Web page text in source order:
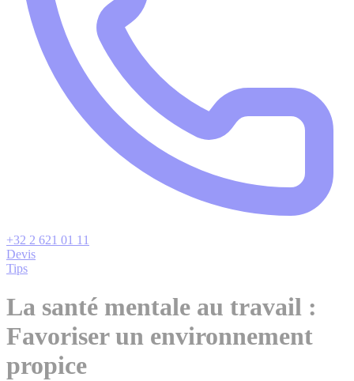
+32 2 621 01 11
Devis
Tips
La santé mentale au travail :
Favoriser un environnement
propice